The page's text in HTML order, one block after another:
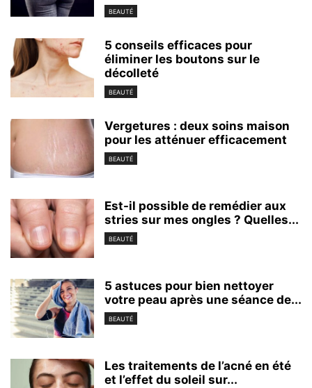
BEAUTÉ
5 conseils efficaces pour
éliminer les boutons sur le
décolleté
BEAUTÉ
Vergetures : deux soins maison
pour les atténuer efficacement
BEAUTÉ
Est-il possible de remédier aux
stries sur mes ongles ? Quelles...
BEAUTÉ
5 astuces pour bien nettoyer
votre peau après une séance de...
BEAUTÉ
Les traitements de l’acné en été
et l’effet du soleil sur...